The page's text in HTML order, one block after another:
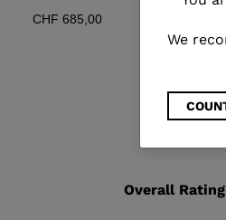
are
the
We
CHF 685,00